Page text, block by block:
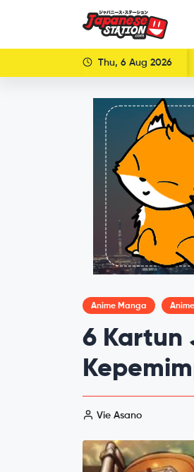
Thu, 6 Aug 2026
Anime Manga Anime
6 Kartun
Vie Asano